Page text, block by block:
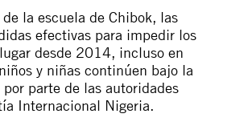
la escuela de Chibok, las
efectivas para impedir los
desde 2014, incluso en
y niñas continúen bajo la
parte de las autoridades
Internacional Nigeria.